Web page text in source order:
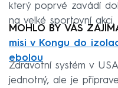
který poprvé zavádí
na velké sportovní akci.
MOHLO BY VÁS
misi v Kongu do
ebolou
Zdravotní systém v
jednotný, ale je